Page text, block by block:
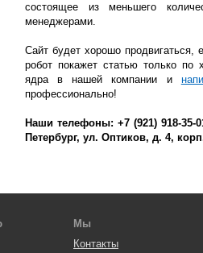
состоящее из меньшего
менеджерами.
Сайт будет хорошо продвигаться,
робот покажет статью только по
ядра в нашей компании и
профессионально!
Наши телефоны: +7 (921) 918-35-
Петербург, ул. Оптиков, д. 4,
Мы
Контакты